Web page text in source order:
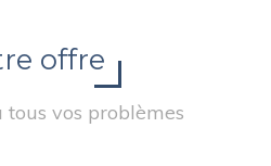
offre
tous vos problèmes